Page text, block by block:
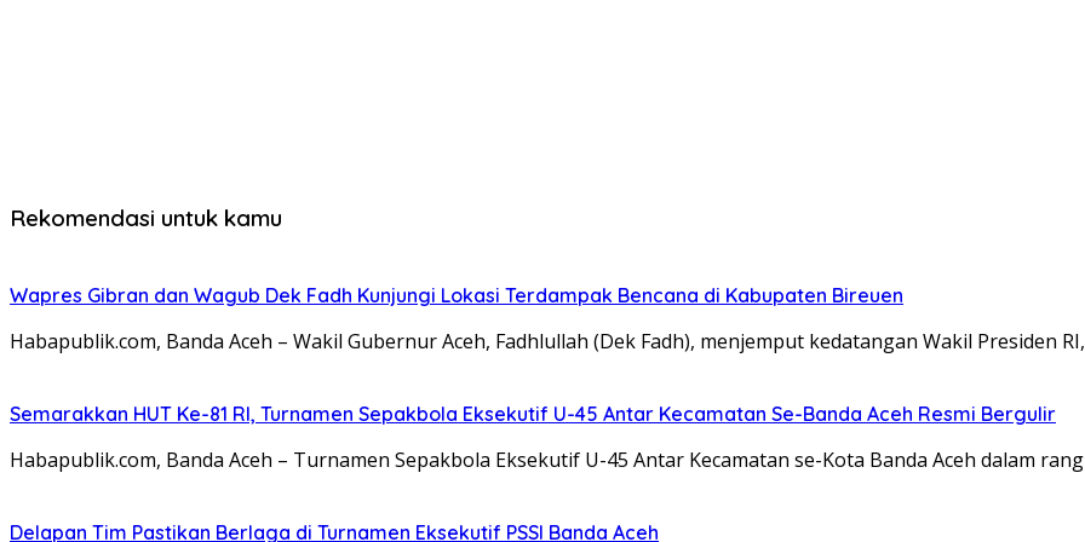
Rekomendasi untuk kamu
Wapres Gibran dan Wagub Dek Fadh Kunjungi Lokasi Terdampak Bencana di Kabupaten Bireuen
Habapublik.com, Banda Aceh – Wakil Gubernur Aceh, Fadhlullah (Dek Fadh), menjemput kedatangan Wakil Presiden
Semarakkan HUT Ke-81 RI, Turnamen Sepakbola Eksekutif U-45 Antar Kecamatan Se-Banda Aceh Resmi Bergulir
Habapublik.com, Banda Aceh – Turnamen Sepakbola Eksekutif U-45 Antar Kecamatan se-Kota Banda Aceh dalam
Delapan Tim Pastikan Berlaga di Turnamen Eksekutif PSSI Banda Aceh